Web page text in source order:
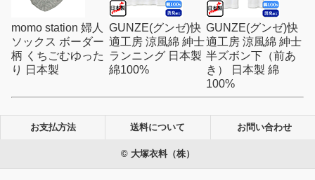
momo station 婦人
ソックス ボーダー
柄 くちごむゆった
り 日本製
GUNZE(グンゼ)快
適工房 涼風綿 紳士
ランニング 日本製
綿100%
GUNZE(グンゼ)快
適工房 涼風綿 紳士
半ズボン下（前あ
き） 日本製 綿
100%
お支払方法 送料について お問い合わせ
© 大塚衣料（株）